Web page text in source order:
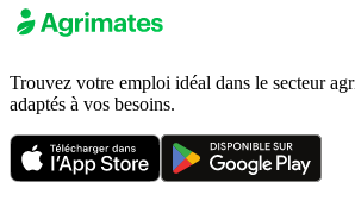
Trouvez votre emploi idéal dans le secteur
adaptés à vos besoins.